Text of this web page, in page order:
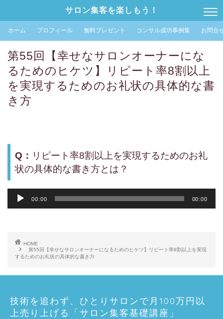
サロン集客を楽しもう！
ホーム プロフィール 無料プレゼント コンサル成功事例集 お問合
第55回【幸せなサロンオーナーにな
るためのヒケツ】リピート率8割以上
を実現するためのお礼状の具体的な書
き方
Q： リピート率8割以上を実現するためのお礼
状の具体的な書き方とは？
声
レ
ー
ヤ
00:00 00:00
HOME
第55回【幸せなサロンオーナーになるためのヒケツ】リピート率8割以上を実現
するためのお礼状の具体的な書き方
技術を追わず、ひとりサロンで月100万円以
上売り上げる「サロン集客基礎講座」